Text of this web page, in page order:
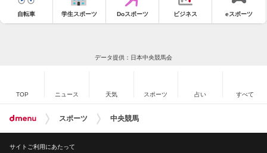
自転車 学生スポーツ Doスポーツ ビジネス eスポーツ
データ提供：日本中央競馬会
TOP ニュース 天気 スポーツ 占い すべて
スポーツ 中央競馬
サイトご利用にあたって